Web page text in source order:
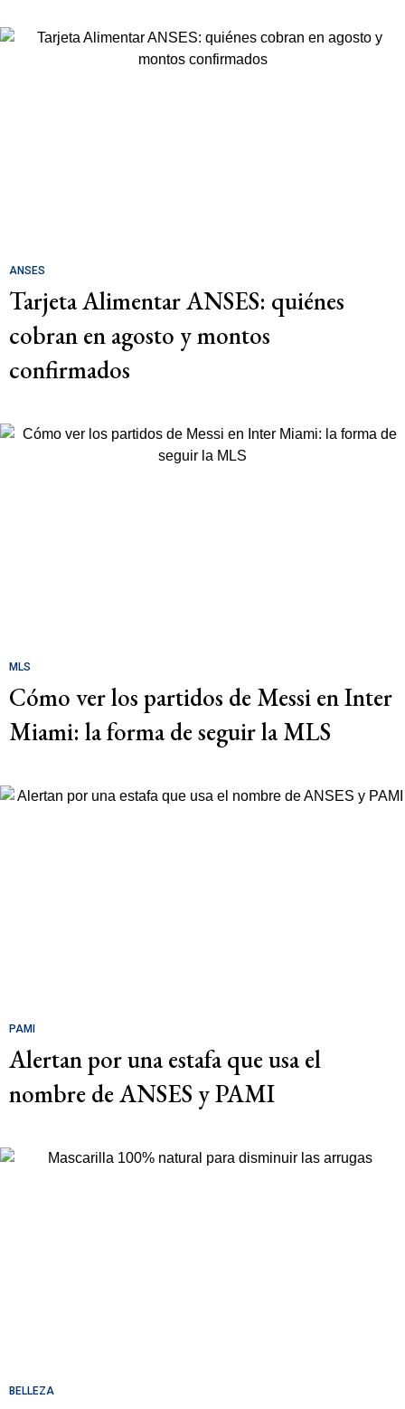
ANSES
Tarjeta Alimentar ANSES: quiénes
cobran en agosto y montos
confirmados
MLS
Cómo ver los partidos de Messi en Inter
Miami: la forma de seguir la MLS
PAMI
Alertan por una estafa que usa el
nombre de ANSES y PAMI
BELLEZA